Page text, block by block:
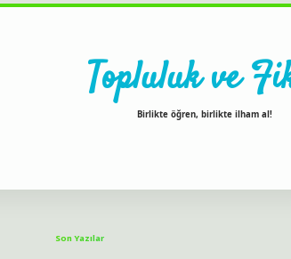
Topluluk ve
Birlikte öğren, birlikte ilham al!
Son Yazılar